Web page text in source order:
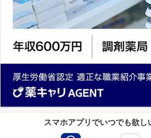
スマホアプリでいつでも欲し